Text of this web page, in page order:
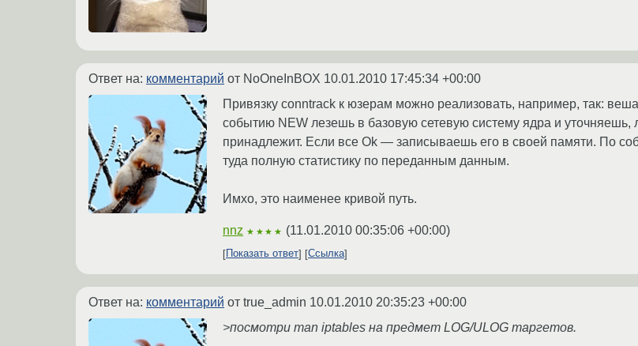
Ответ на: комментарий от NoOneInBOX 10.01.2010 17:45:34 +00:00
Привязку conntrack к юзерам можно реализовать, например, так:
событию NEW лезешь в базовую сетевую систему ядра и
принадлежит. Если все Ok — записываешь его в своей памяти. По
туда полную статистику по переданным данным.
Имхо, это наименее кривой путь.
nnz ★★★★ (11.01.2010 00:35:06 +00:00)
Показать ответ Ссылка
Ответ на: комментарий от true_admin 10.01.2010 20:35:23 +00:00
>посмотри man iptables на предмет LOG/ULOG таргетов.